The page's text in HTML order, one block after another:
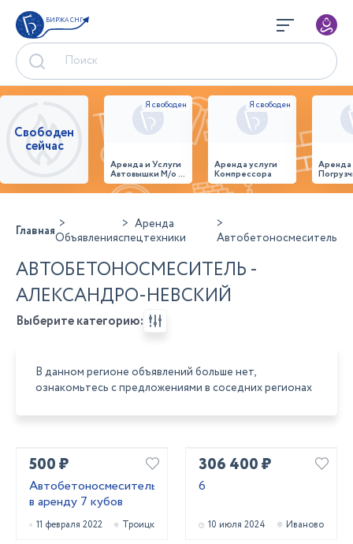
БИРЖА СНГ
Свободен
сейчас
Аренда и Услуги
Автовышки М/о г.
Домодедово
26,28,32 место
Аренда услуги
Компрессора
ГлавнаяОбъявления
Аренда
спецтехники
Автобетоносмеситель
АВТОБЕТОНОСМЕСИТЕЛЬ -
АЛЕКСАНДРО-НЕВСКИЙ
Выберите категорию:
В данном регионе объявлений больше нет,
ознакомьтесь с предложениями в соседних регионах
500 ₽
Автобетоносмеситель
в аренду 7 кубов
11 февраля 2022 Троицк
306 400 ₽
6
10 июля 2024 Иваново